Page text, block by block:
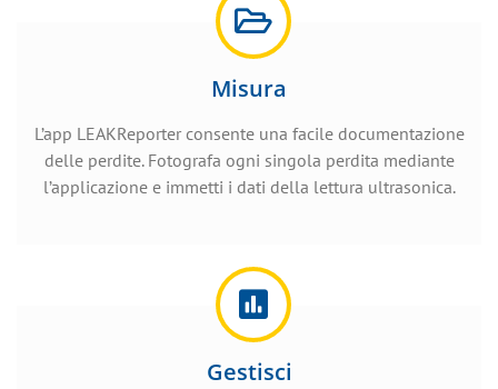
Misura
L’app LEAKReporter consente una facile documentazione
delle perdite. Fotografa ogni singola perdita mediante
l’applicazione e immetti i dati della lettura ultrasonica.
Gestisci